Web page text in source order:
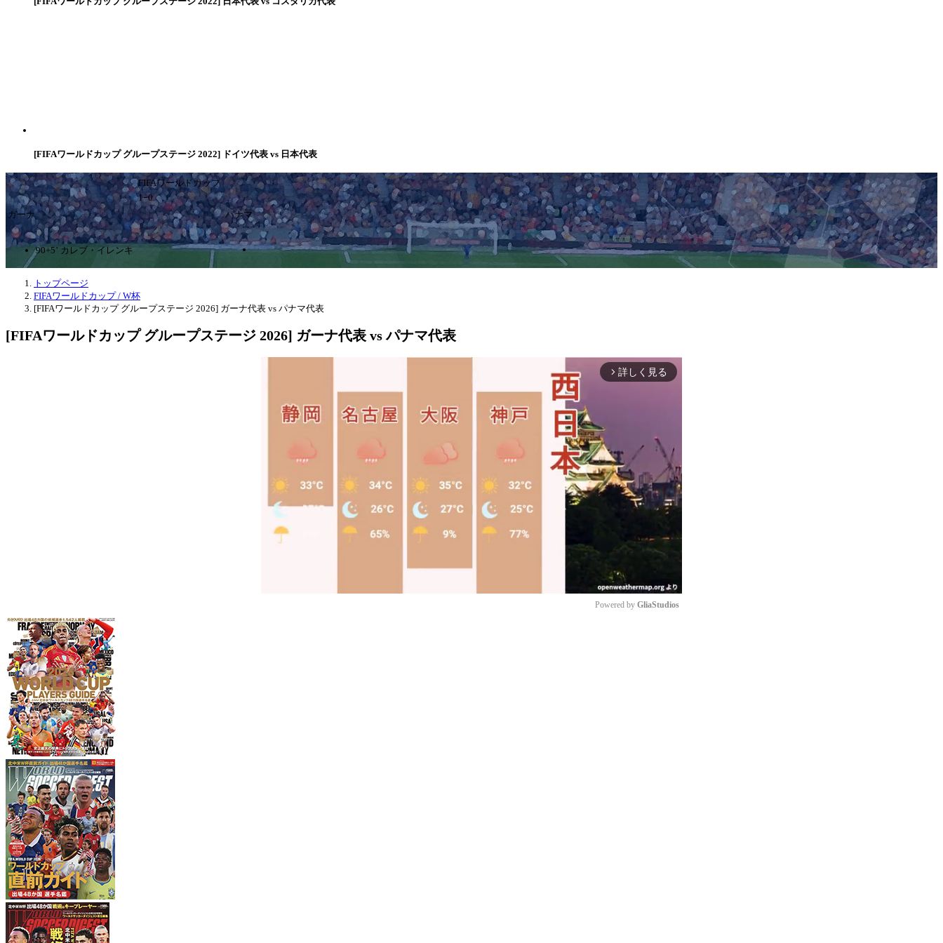
[FIFAワールドカップ グループステージ 2022] ドイツ代表 vs 日本代表
FIFAワールドカップ
1ｰ0
ガーナ
パナマ
90+5’ カレブ・イレンキ
トップページ
FIFAワールドカップ / W杯
[FIFAワールドカップ グループステージ 2026] ガーナ代表 vs パナマ代表
[FIFAワールドカップ グループステージ 2026] ガーナ代表 vs パナマ代表
arrow_forward_ios 詳しく見る
Powered by GliaStudios